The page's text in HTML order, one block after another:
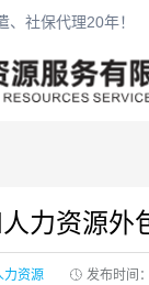
、社保代理20年！
力资源外
力资源 发布时间